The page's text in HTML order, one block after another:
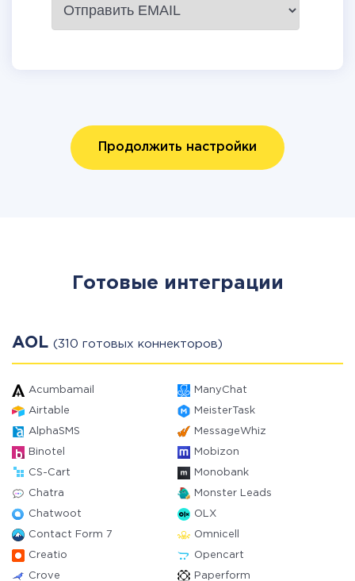
Продолжить настройки
Готовые интеграции
AOL (310 готовых коннекторов)
Acumbamail ManyChat
Airtable MeisterTask
AlphaSMS MessageWhiz
Binotel Mobizon
CS-Cart Monobank
Chatra Monster Leads
Chatwoot OLX
Contact Form 7 Omnicell
Creatio Opencart
Crove Paperform